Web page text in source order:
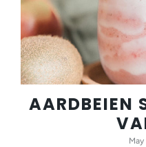
AARDBEIEN